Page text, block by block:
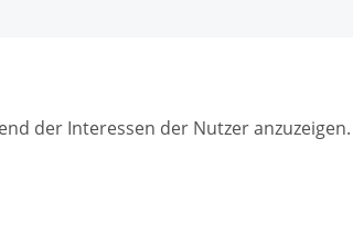
der Interessen der Nutzer anzuzeigen.